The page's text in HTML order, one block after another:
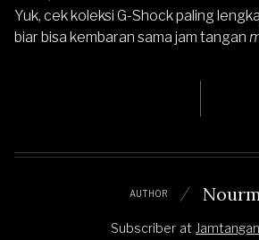
Yuk, cek koleksi G-Shock paling
biar bisa kembaran sama jam tangan
AUTHOR
Subscriber at